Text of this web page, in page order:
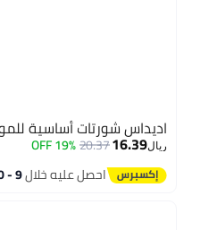
اديداس شورتات أساسية
ريال16.39
20.37
19% OFF
احصل عليه خلال9 - 10 اغسطس